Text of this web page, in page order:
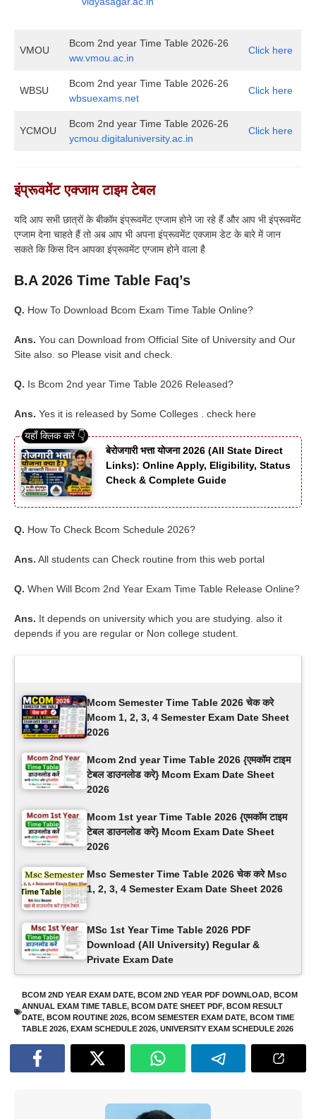
VMOU
Bcom 2nd year Time Table 2026-26
ww.vmou.ac.in
Click here
WBSU
Bcom 2nd year Time Table 2026-26
wbsuexams.net
Click here
YCMOU
Bcom 2nd year Time Table 2026-26
ycmou.digitaluniversity.ac.in
Click here
इंप्रूवमेंट एक्जाम टाइम टेबल
यदि आप सभी छात्रों के बीकॉम इंप्रूवमेंट एग्जाम होने जा रहे हैं और आप भी इंप्रूवमेंट
एग्जाम देना चाहते हैं तो अब आप भी अपना इंप्रूवमेंट एक्जाम डेट के बारे में जान
सकते कि किस दिन आपका इंप्रूवमेंट एग्जाम होने वाला है
B.A 2026 Time Table Faq’s
Q. How To Download Bcom Exam Time Table Online?
Ans. You can Download from Official Site of University and Our
Site also. so Please visit and check.
Q. Is Bcom 2nd year Time Table 2026 Released?
Ans. Yes it is released by Some Colleges . check here
बेरोजगारी भत्ता योजना 2026 (All State Direct
Links): Online Apply, Eligibility, Status
Check & Complete Guide
Q. How To Check Bcom Schedule 2026?
Ans. All students can Check routine from this web portal
Q. When Will Bcom 2nd Year Exam Time Table Release Online?
Ans. It depends on university which you are studying. also it
depends if you are regular or Non college student.
Mcom Semester Time Table 2026 चेक करे
Mcom 1, 2, 3, 4 Semester Exam Date Sheet
2026
Mcom 2nd year Time Table 2026 {एमकॉम टाइम
टेबल डाउनलोड करे} Mcom Exam Date Sheet
2026
Mcom 1st year Time Table 2026 {एमकॉम टाइम
टेबल डाउनलोड करे} Mcom Exam Date Sheet
2026
Msc Semester Time Table 2026 चेक करे Msc
1, 2, 3, 4 Semester Exam Date Sheet 2026
MSc 1st Year Time Table 2026 PDF
Download (All University) Regular &
Private Exam Date
BCOM 2ND YEAR EXAM DATE, BCOM 2ND YEAR PDF DOWNLOAD, BCOM
ANNUAL EXAM TIME TABLE, BCOM DATE SHEET PDF, BCOM RESULT
DATE, BCOM ROUTINE 2026, BCOM SEMESTER EXAM DATE, BCOM TIME
TABLE 2026, EXAM SCHEDULE 2026, UNIVERSITY EXAM SCHEDULE 2026